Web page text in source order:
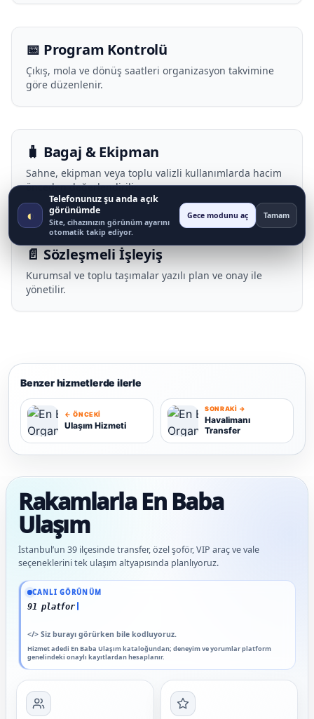
📅 Program Kontrolü
Çıkış, mola ve dönüş saatleri organizasyon takvimine
göre düzenlenir.
🧳 Bagaj & Ekipman
Sahne, ekipman veya toplu valizli kullanımlarda hacim
önceden değerlendirilir.
📄 Sözleşmeli İşleyiş
Kurumsal ve toplu taşımalar yazılı plan ve onay ile
yönetilir.
Benzer hizmetlerde ilerle
← ÖNCEKI
Ulaşım Hizmeti
SONRAKI →
Havalimanı
Transfer
Rakamlarla En Baba
Ulaşım
İstanbul’un 39 ilçesinde transfer, özel şoför, VIP araç ve vale
seçeneklerini tek ulaşım altyapısında planlıyoruz.
CANLI GÖRÜNÜM
91 platform genelinde onay
</> Siz burayı görürken bile kodluyoruz.
Hizmet adedi En Baba Ulaşım kataloğundan; deneyim ve yorumlar platform
genelindeki onaylı kayıtlardan hesaplanır.
Güncel veriler: 1.291+ En Baba ağı hizmet deneyimi; 91 platform genelinde
◐
Telefonunuz şu anda açık
görünümde
Site, cihazınızın görünüm ayarını
otomatik takip ediyor.
Gece modunu aç Tamam